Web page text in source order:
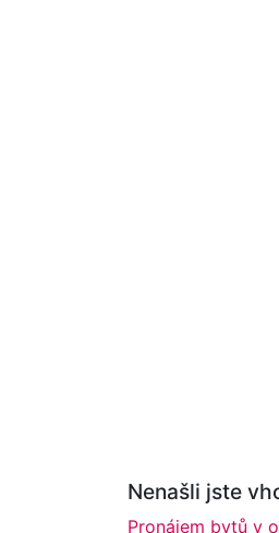
Nenašli jste
Pronájem bytů v